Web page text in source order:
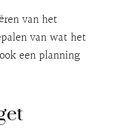
van het
van wat het
een planning